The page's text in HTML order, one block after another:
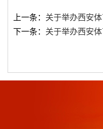
上一条： 关于举办西安
下一条： 关于举办西安